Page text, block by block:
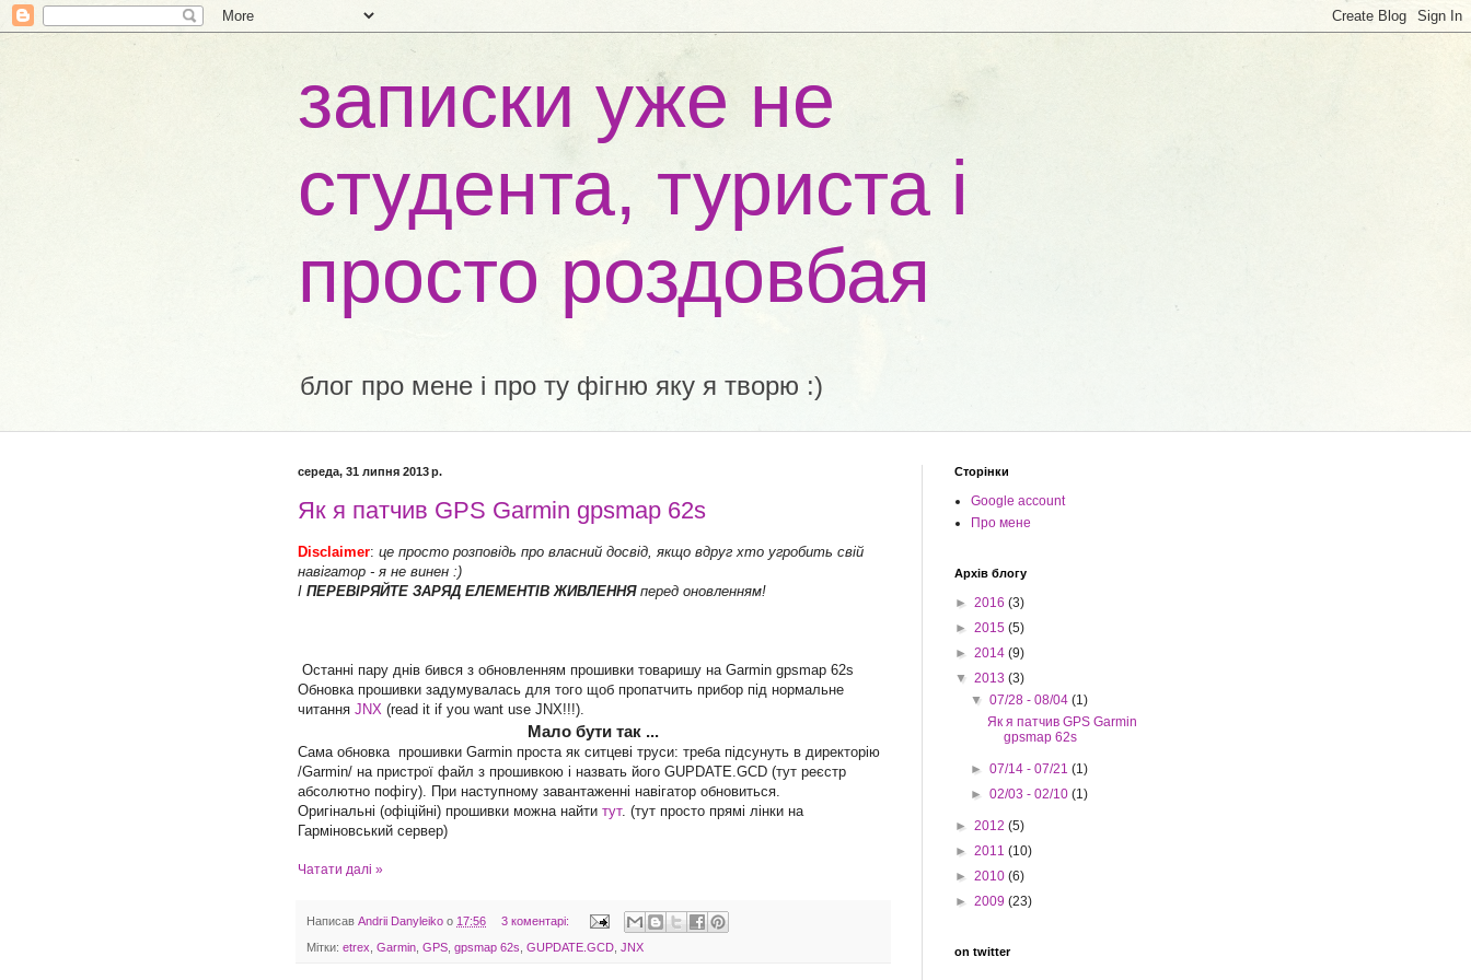
записки уже не
студента, туриста і
просто роздовбая
блог про мене і про ту фігню яку я творю :)
середа, 31 липня 2013 р.
Як я патчив GPS Garmin gpsmap 62s
Disclaimer: це просто розповідь про власний досвід, якщо вдруг хто угробить свій
навігатор - я не винен :)
І ПЕРЕВІРЯЙТЕ ЗАРЯД ЕЛЕМЕНТІВ ЖИВЛЕННЯперед оновленням!
Останні пару днів бився з обновленням прошивки товаришу на Garmin gpsmap 62s
Обновка прошивки задумувалась для того щоб пропатчить прибор під нормальне
читання JNX (read it if you want use JNX!!!).
Мало бути так ...
Сама обновка прошивки Garmin проста як ситцеві труси: треба підсунуть в директорію
/Garmin/ на пристрої файл з прошивкою і назвать його GUPDATE.GCD (тут реєстр
абсолютно пофігу). При наступному завантаженні навігатор обновиться.
Оригінальні (офіційні) прошивки можна найти тут. (тут просто прямі лінки на
Гарміновський сервер)
Чатати далі »
Написав Andrii Danyleiko о 17:56 3 коментарі:
Мітки: etrex Garmin GPS gpsmap 62s GUPDATE.GCD JNX
Сторінки
Google account
Про мене
Архів блогу
► 2016 (3)
► 2015 (5)
► 2014 (9)
▼ 2013 (3)
▼07/28 - 08/04(1)
Як я патчив GPS Garmin
gpsmap 62s
►07/14 - 07/21(1)
►02/03 - 02/10(1)
► 2012 (5)
► 2011 (10)
► 2010 (6)
► 2009 (23)
on twitter